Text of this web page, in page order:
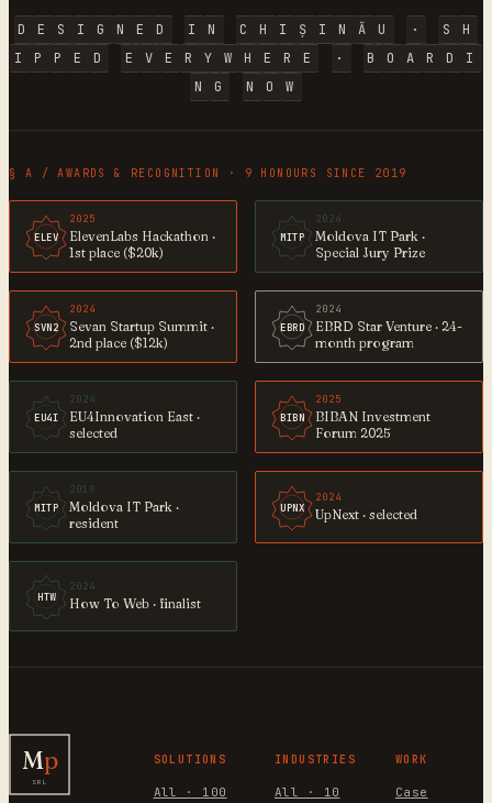
D E S I G N E D I N C H I Ș I N Ă U · S
H
I
P P E D E V E R Y W H E R E · B O A R D
I
N
G N O W
§ A / AWARDS & RECOGNITION · 9 HONOURS SINCE 2019
ELEV
2025
ElevenLabs Hackathon ·
1st place ($20k)
MITP
2024
Moldova IT Park ·
Special Jury Prize
SVN2
2024
Sevan Startup Summit ·
2nd place ($12k)
EBRD
2024
EBRD Star Venture · 24-
month program
EU4I
2024
EU4Innovation East ·
selected
BIBN
2025
BIBAN Investment
Forum 2025
MITP
2019
Moldova IT Park ·
resident
UPNX
2024
UpNext · selected
HTW
2024
How To Web · finalist
Mp
SRL
SOLUTIONS
All · 100
INDUSTRIES
All · 10
WORK
Case